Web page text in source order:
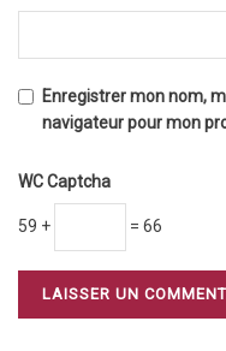
Enregistrer mon nom,
navigateur pour mon
WC Captcha
59 + = 66